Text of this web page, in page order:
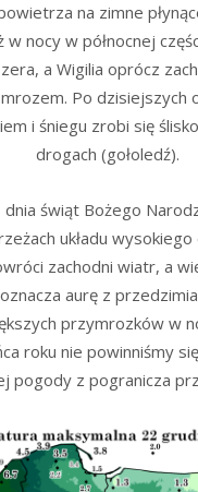
na zimne
w nocy w północnej
a Wigilia oprócz
Po dzisiejszych
i śniegu zrobi się
drogach (gołoledź).
świąt Bożego
układu wysokiego
zachodni wiatr, a
aurę z
przymrozków w
roku nie powinniśmy
pogody z pogranicza